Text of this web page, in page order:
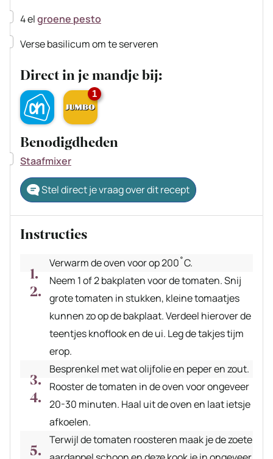
▢
4elgroene pesto
▢
Verse basilicumom te serveren
Direct in je mandje bij:
1
Benodigdheden
▢
Staafmixer
Stel direct je vraag over dit recept
Instructies
Verwarm de oven voor op 200˚C.
Neem 1 of 2 bakplaten voor de tomaten. Snij
grote tomaten in stukken, kleine tomaatjes
kunnen zo op de bakplaat. Verdeel hierover de
teentjes knoflook en de ui. Leg de takjes tijm
erop.
Besprenkel met wat olijfolie en peper en zout.
Rooster de tomaten in de oven voor ongeveer
20-30 minuten. Haal uit de oven en laat ietsje
afkoelen.
Terwijl de tomaten roosteren maak je de zoete